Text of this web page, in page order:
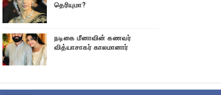
தெரியுமா?
நடிகை மீனாவின் கணவர்
வித்யாசாகர் காலமானார்